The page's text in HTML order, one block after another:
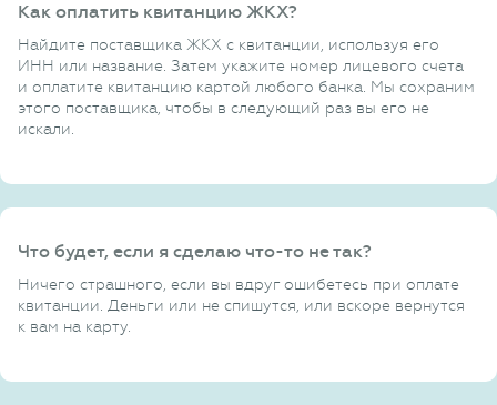
Как оплатить квитанцию ЖКХ?
Найдите поставщика ЖКХ с квитанции, используя его
ИНН или название. Затем укажите номер лицевого счета
и оплатите квитанцию картой любого банка. Мы сохраним
этого поставщика, чтобы в следующий раз вы его не
искали.
Что будет, если я сделаю что-то не так?
Ничего страшного, если вы вдруг ошибетесь при оплате
квитанции. Деньги или не спишутся, или вскоре вернутся
к вам на карту.